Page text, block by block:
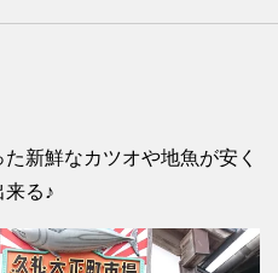
新鮮なカツオや地魚が安く
来る♪